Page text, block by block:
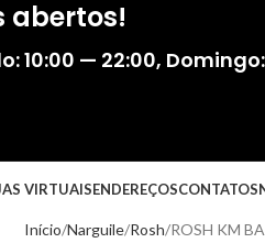
abertos!
10:00 — 22:00,
VIRTUAISENDEREÇOSCONTATOS
Início Narguile Rosh ROSH KM